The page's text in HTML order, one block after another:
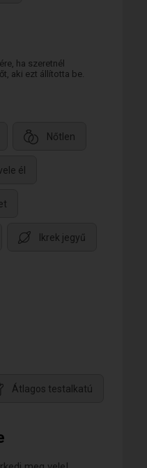
ha szeretnél
aki ezt állította be.
Nőtlen
él
Ikrek jegyű
Átlagos testalkatú